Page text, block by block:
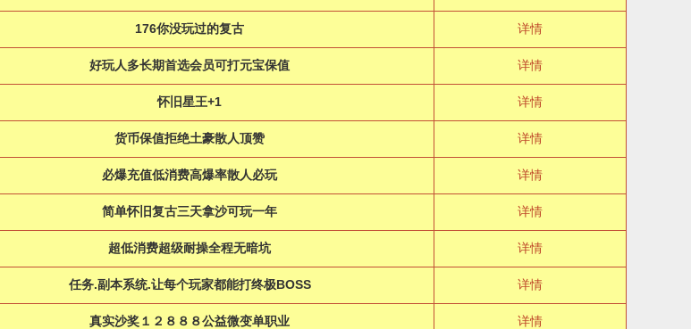
176你没玩过的复古 详情
好玩人多长期首选会员可打元宝保值 详情
怀旧星王+1 详情
货币保值拒绝土豪散人顶赞 详情
必爆充值低消费高爆率散人必玩 详情
简单怀旧复古三天拿沙可玩一年 详情
超低消费超级耐操全程无暗坑 详情
任务.副本系统.让每个玩家都能打终极BOSS 详情
真实沙奖１２８８８公益微变单职业 详情